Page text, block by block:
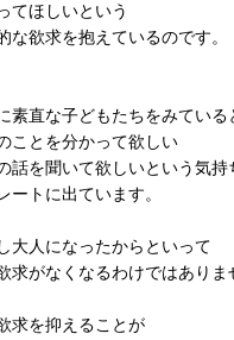
てほしいという
な欲求を抱えているのです。
素直な子どもたちをみている
ことを分かって欲しい
話を聞いて欲しいという気持
ートに出ています。
大人になったからといって
求がなくなるわけではありま
求を抑えることが